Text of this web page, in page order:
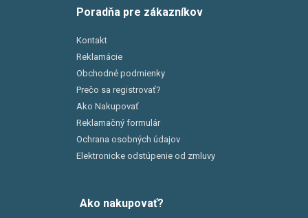
Poradňa pre zákazníkov
Kontakt
Reklamácie
Obchodné podmienky
Prečo sa registrovať?
Ako Nakupovať
Reklamačný formulár
Ochrana osobných údajov
Elektronicke odstúpenie od zmluvy
Ako nakupovať?